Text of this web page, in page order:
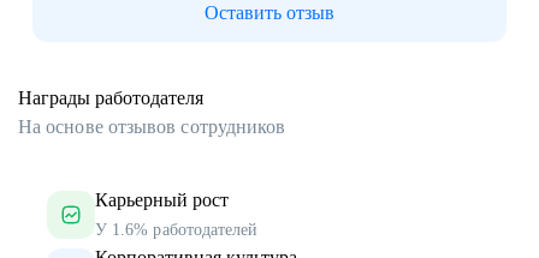
Оставить отзыв
Награды работодателя
На основе отзывов сотрудников
Карьерный рост
У 1.6% работодателей